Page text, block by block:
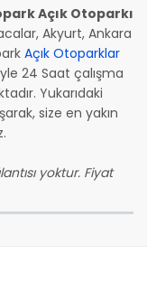
Açık Otoparkı
Akyurt, Ankara
Açık Otoparklar
24 Saat çalışma
Yukarıdaki
size en yakın
yoktur. Fiyat